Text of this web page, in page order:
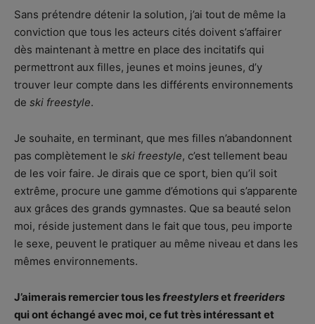
Sans prétendre détenir la solution, j’ai tout de même la
conviction que tous les acteurs cités doivent s’affairer
dès maintenant à mettre en place des incitatifs qui
permettront aux filles, jeunes et moins jeunes, d’y
trouver leur compte dans les différents environnements
de ski freestyle.
Je souhaite, en terminant, que mes filles n’abandonnent
pas complètement le ski freestyle, c’est tellement beau
de les voir faire. Je dirais que ce sport, bien qu’il soit
extrême, procure une gamme d’émotions qui s’apparente
aux grâces des grands gymnastes. Que sa beauté selon
moi, réside justement dans le fait que tous, peu importe
le sexe, peuvent le pratiquer au même niveau et dans les
mêmes environnements.
J’aimerais remercier tous les freestylerset freeriders
qui ont échangé avec moi, ce fut très intéressant et